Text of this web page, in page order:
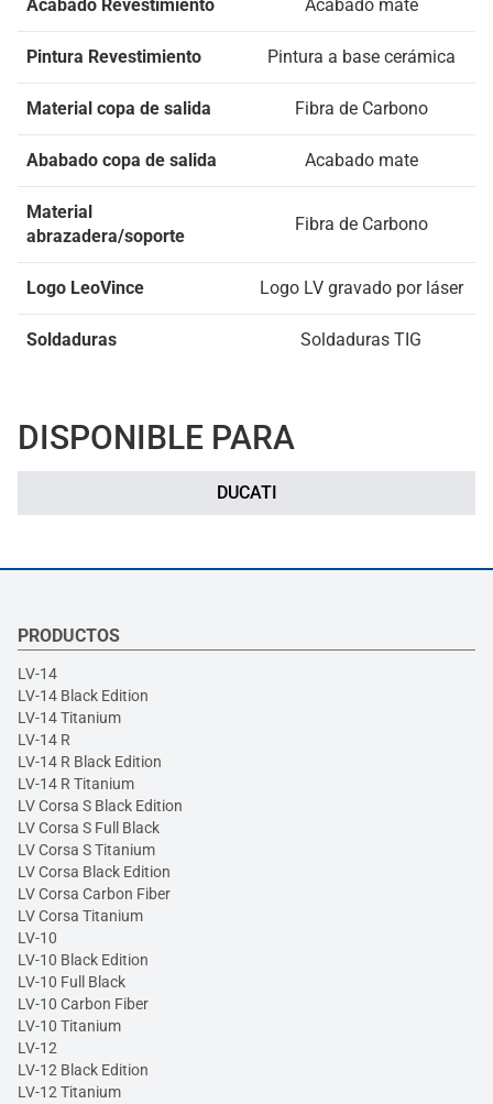
Acabado Revestimiento Acabado mate
Pintura Revestimiento Pintura a base cerámica
Material copa de salida Fibra de Carbono
Ababado copa de salida Acabado mate
Material
abrazadera/soporte
Fibra de Carbono
Logo LeoVince Logo LV gravado por láser
Soldaduras Soldaduras TIG
DISPONIBLE PARA
DUCATI
PRODUCTOS
LV-14
LV-14 Black Edition
LV-14 Titanium
LV-14 R
LV-14 R Black Edition
LV-14 R Titanium
LV Corsa S Black Edition
LV Corsa S Full Black
LV Corsa S Titanium
LV Corsa Black Edition
LV Corsa Carbon Fiber
LV Corsa Titanium
LV-10
LV-10 Black Edition
LV-10 Full Black
LV-10 Carbon Fiber
LV-10 Titanium
LV-12
LV-12 Black Edition
LV-12 Titanium